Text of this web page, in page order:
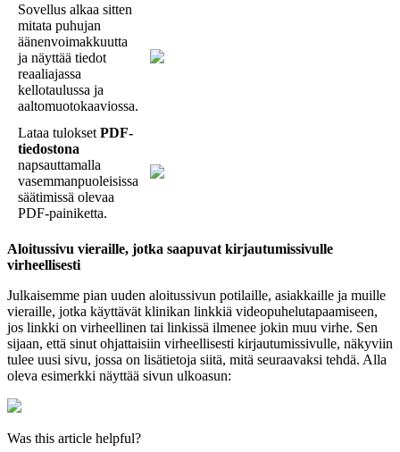
Sovellus alkaa sitten
mitata puhujan
äänenvoimakkuutta
ja näyttää tiedot
reaaliajassa
kellotaulussa ja
aaltomuotokaaviossa.
Lataa tulokset PDF-
tiedostona
napsauttamalla
vasemmanpuoleisissa
säätimissä olevaa
PDF-painiketta.
Aloitussivu vieraille, jotka saapuvat kirjautumissivulle
virheellisesti
Julkaisemme pian uuden aloitussivun potilaille, asiakkaille ja muille
vieraille, jotka käyttävät klinikan linkkiä videopuhelutapaamiseen,
jos linkki on virheellinen tai linkissä ilmenee jokin muu virhe. Sen
sijaan, että sinut ohjattaisiin virheellisesti kirjautumissivulle, näkyviin
tulee uusi sivu, jossa on lisätietoja siitä, mitä seuraavaksi tehdä. Alla
oleva esimerkki näyttää sivun ulkoasun:
Was this article helpful?